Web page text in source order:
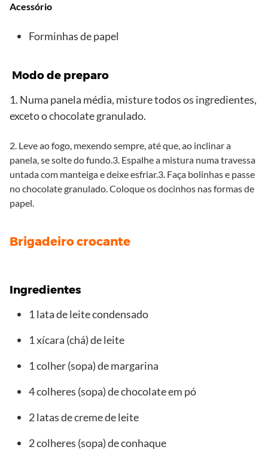
Acessório
Forminhas de papel
Modo de preparo
1. Numa panela média, misture todos os ingredientes,
exceto o chocolate granulado.
2. Leve ao fogo, mexendo sempre, até que, ao inclinar a
panela, se solte do fundo.3. Espalhe a mistura numa travessa
untada com manteiga e deixe esfriar.3. Faça bolinhas e passe
no chocolate granulado. Coloque os docinhos nas formas de
papel.
Brigadeiro crocante
Ingredientes
1 lata de leite condensado
1 xícara (chá) de leite
1 colher (sopa) de margarina
4 colheres (sopa) de chocolate em pó
2 latas de creme de leite
2 colheres (sopa) de conhaque